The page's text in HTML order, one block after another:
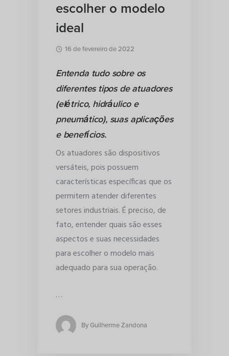
escolher o modelo
ideal
16 de fevereiro de 2022
Entenda tudo sobre os
diferentes tipos de atuadores
(elétrico, hidráulico e
pneumático), suas aplicações
e benefícios.
Os atuadores são dispositivos
versáteis, pois possuem
características específicas que os
permitem atender diferentes
setores industriais. É preciso, de
fato, entender quais são esses
aspectos e suas necessidades
para escolher o modelo mais
adequado para sua operação.
…
ByGuilherme Zandona